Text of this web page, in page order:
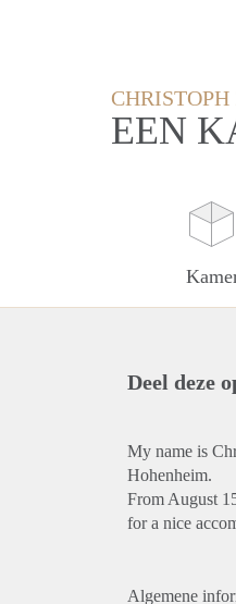
CHRISTOPH
EEN
Deel deze
My name is
Hohenheim.
From August
for a nice
Algemene